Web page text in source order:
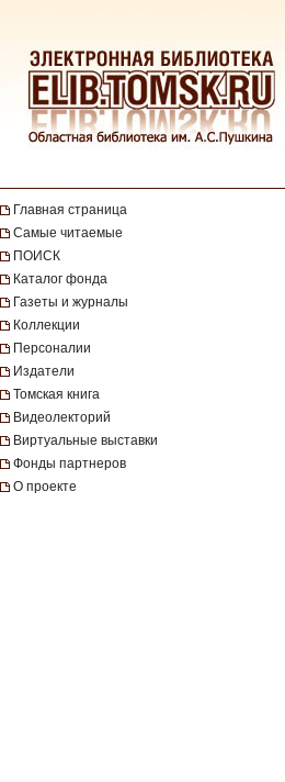
Главная страница
Самые читаемые
ПОИСК
Каталог фонда
Газеты и журналы
Коллекции
Персоналии
Издатели
Томская книга
Видеолекторий
Виртуальные выставки
Фонды партнеров
О проекте